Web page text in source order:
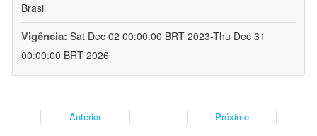
Brasil
Vigência: Sat Dec 02 00:00:00 BRT 2023-Thu Dec 31
00:00:00 BRT 2026
Anterior Próximo